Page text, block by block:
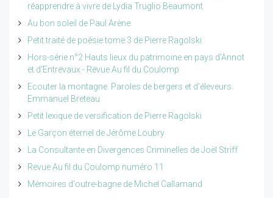
réapprendre à vivre de Lydia Truglio Beaumont
Au bon soleil de Paul Arène
Petit traité de poésie tome 3 de Pierre Ragolski
Hors-série n°2 Hauts lieux du patrimoine en pays d'Annot
et d'Entrevaux - Revue Au fil du Coulomp
Ecouter la montagne. Paroles de bergers et d'éleveurs.
Emmanuel Breteau
Petit lexique de versification de Pierre Ragolski
Le Garçon éternel de Jérôme Loubry
La Consultante en Divergences Criminelles de Joël Striff
Revue Au fil du Coulomp numéro 11
Mémoires d'outre-bagne de Michel Callamand